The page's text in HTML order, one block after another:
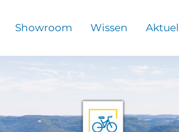
Showroom Wissen